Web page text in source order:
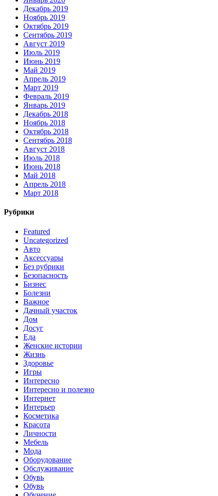
Декабрь 2019
Ноябрь 2019
Октябрь 2019
Сентябрь 2019
Август 2019
Июль 2019
Июнь 2019
Май 2019
Апрель 2019
Март 2019
Февраль 2019
Январь 2019
Декабрь 2018
Ноябрь 2018
Октябрь 2018
Сентябрь 2018
Август 2018
Июль 2018
Июнь 2018
Май 2018
Апрель 2018
Март 2018
Рубрики
Featured
Uncategorized
Авто
Аксессуары
Без рубрики
Безопасность
Бизнес
Болезни
Важное
Дачный участок
Дом
Досуг
Еда
Женские истории
Жизнь
Здоровье
Игры
Интересно
Интересно и полезно
Интернет
Интерьер
Косметика
Красота
Личности
Мебель
Мода
Оборудование
Обслуживание
Обувь
Обувь